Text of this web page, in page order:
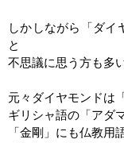
しかしながら「ダイ
と
不思議に思う方も多
元々ダイヤモンドは
ギリシャ語の「アダ
「金剛」にも仏教用